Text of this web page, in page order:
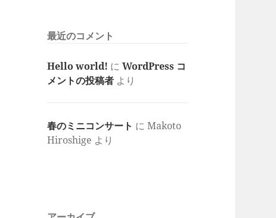
最近のコメント
Hello world! にWordPress コ
メントの投稿者 より
春のミニコンサート にMakoto
Hiroshige より